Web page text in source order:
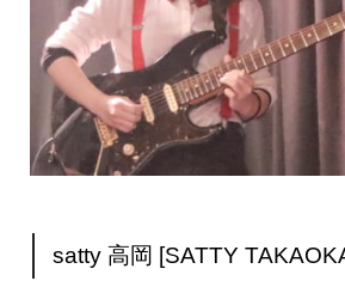
satty 高岡 [SATTY